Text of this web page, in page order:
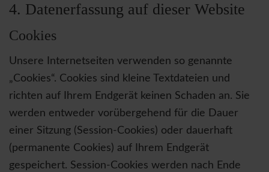
4. Datenerfassung auf dieser Website
Cookies
Unsere Internetseiten verwenden so genannte
„Cookies“. Cookies sind kleine Textdateien und
richten auf Ihrem Endgerät keinen Schaden an. Sie
werden entweder vorübergehend für die Dauer
einer Sitzung (Session-Cookies) oder dauerhaft
(permanente Cookies) auf Ihrem Endgerät
gespeichert. Session-Cookies werden nach Ende